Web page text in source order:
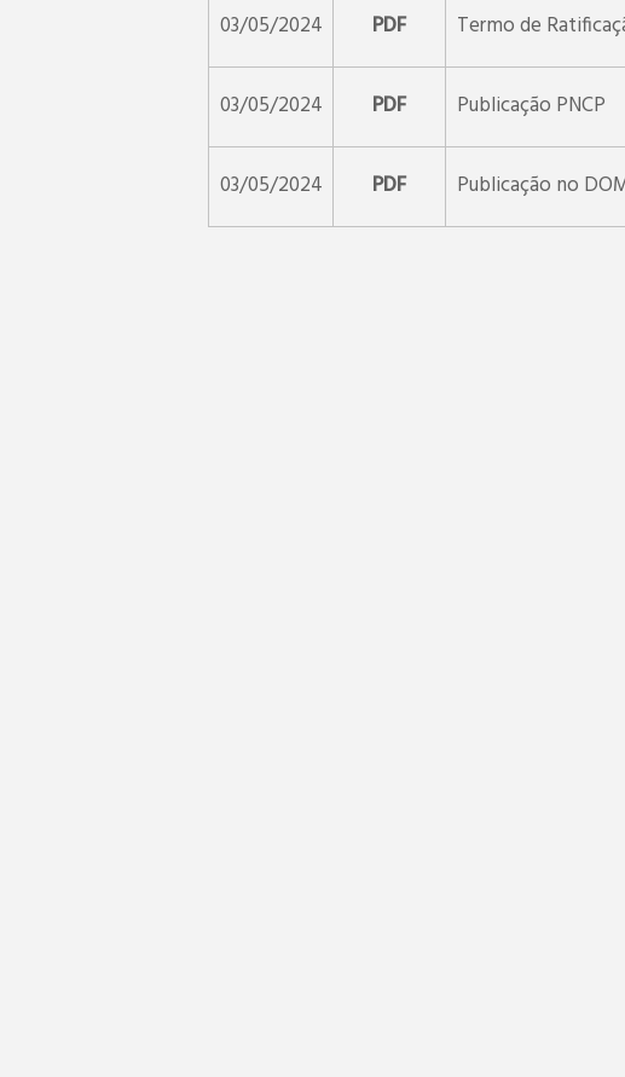
03/05/2024 PDF Termo de
03/05/2024 PDF Publicação PNCP
03/05/2024 PDF Publicação no